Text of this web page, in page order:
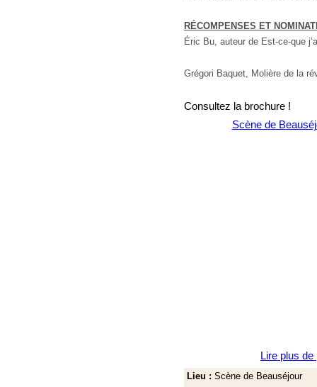
RÉCOMPENSES ET
Éric Bu, auteur de Est-ce-que
Grégori Baquet, Molière de la
Consultez la brochure !
Scène de
Lire plus
Lieu : Scène de Beauséjour